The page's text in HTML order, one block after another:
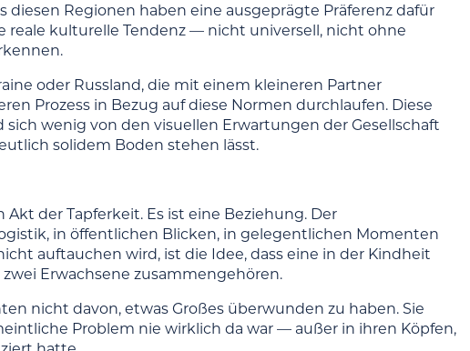
diesen Regionen haben eine ausgeprägte Präferenz dafür
reale kulturelle Tendenz — nicht universell, nicht ohne
oder Russland, die mit einem kleineren Partner
Prozess in Bezug auf diese Normen durchlaufen. Diese
wenig von den visuellen Erwartungen der Gesellschaft
solidem Boden stehen lässt.
der Tapferkeit. Es ist eine Beziehung. Der
in öffentlichen Blicken, in gelegentlichen Momenten
auftauchen wird, ist die Idee, dass eine in der Kindheit
Erwachsene zusammengehören.
nicht davon, etwas Großes überwunden zu haben. Sie
Problem nie wirklich da war — außer in ihren Köpfen,